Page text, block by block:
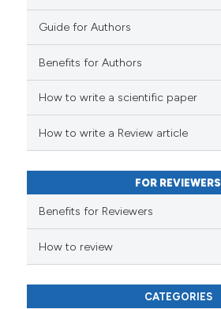
Guide for Authors
Benefits for Authors
How to write a scientific paper
How to write a Review article
FOR REVIEWERS
Benefits for Reviewers
How to review
CATEGORIES